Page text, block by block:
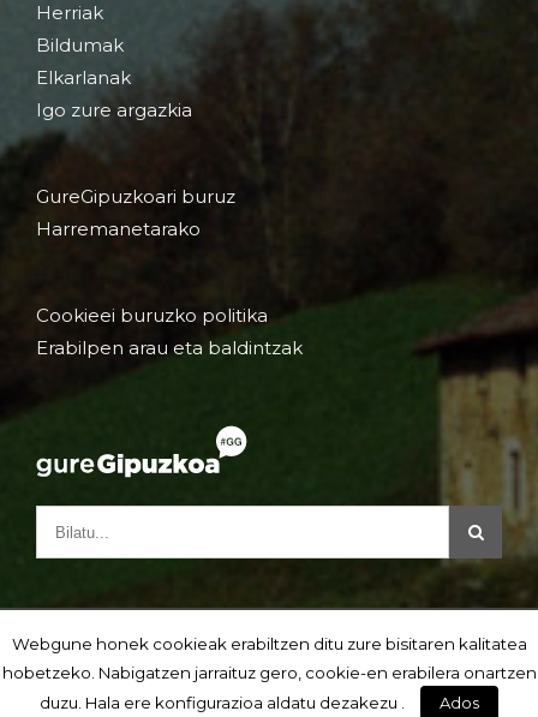
Herriak
Bildumak
Elkarlanak
Igo zure argazkia
GureGipuzkoari buruz
Harremanetarako
Cookieei buruzko politika
Erabilpen arau eta baldintzak
Webgune honek cookieak erabiltzen ditu zure bisitaren kalitatea
hobetzeko. Nabigatzen jarraituz gero, cookie-en erabilera onartzen
duzu. Hala ere konfigurazioa aldatu dezakezu .
Ados